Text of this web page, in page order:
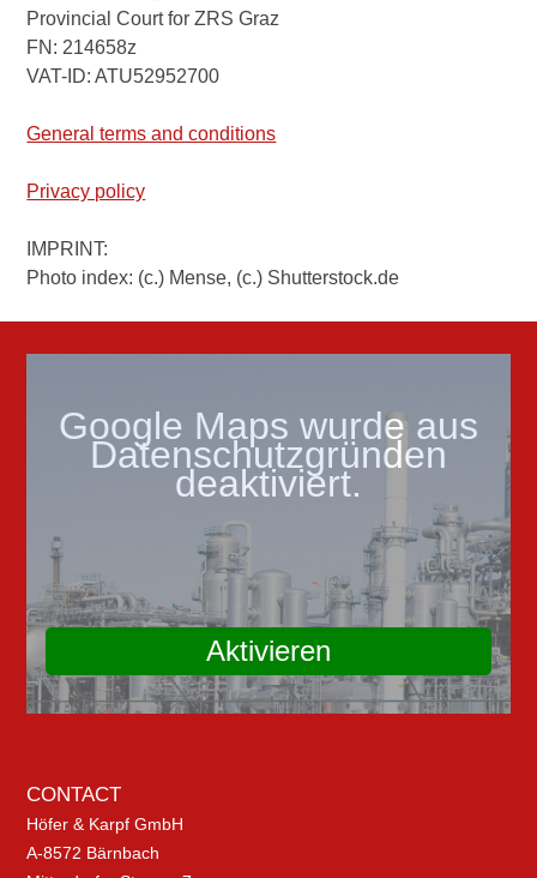
Provincial Court for ZRS Graz
FN: 214658z
VAT-ID: ATU52952700
General terms and conditions
Privacy policy
IMPRINT:
Photo index: (c.) Mense, (c.) Shutterstock.de
Google Maps wurde aus
Datenschutzgründen
deaktiviert.
Aktivieren
CONTACT
Höfer & Karpf GmbH
A-8572 Bärnbach